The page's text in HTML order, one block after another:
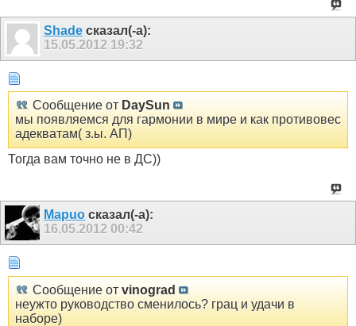
Shade сказал(-а):
15.05.2012 19:32
Сообщение от DaySun
мы появляемся для гармонии в мире и как противовес
адекватам( з.ы. АП)
Тогда вам точно не в ДС))
Mapuo сказал(-а):
16.05.2012 00:42
Сообщение от vinograd
неужто руководство сменилось? грац и удачи в
наборе)